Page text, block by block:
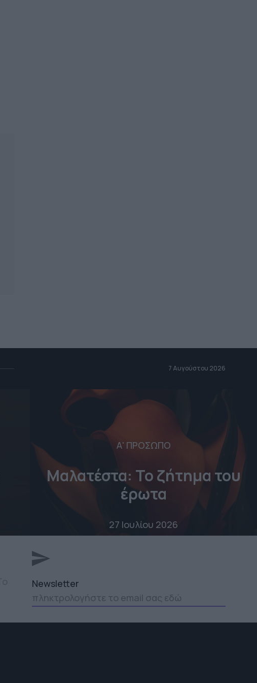
7 Αυγούστου 2026
Α' ΠΡΟΣΩΠΟ
Μαλατέστα: Το ζήτημα του
έρωτα
27 Ιουλίου 2026
Newsletter